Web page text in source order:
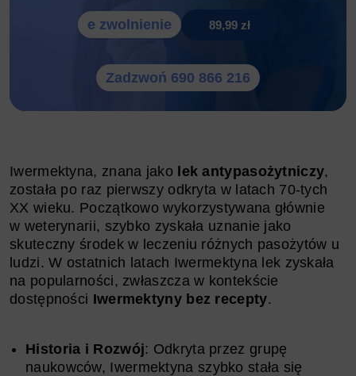
e zwolnienie 89,99 zł
Zadzwoń 690 866 216
Iwermektyna, znana jako lek antypasożytniczy,
została po raz pierwszy odkryta w latach 70-tych
XX wieku. Początkowo wykorzystywana głównie
w weterynarii, szybko zyskała uznanie jako
skuteczny środek w leczeniu różnych pasożytów u
ludzi. W ostatnich latach Iwermektyna lek zyskała
na popularności, zwłaszcza w kontekście
dostępności Iwermektyny bez recepty.
Historia i Rozwój: Odkryta przez grupę
naukowców, Iwermektyna szybko stała się